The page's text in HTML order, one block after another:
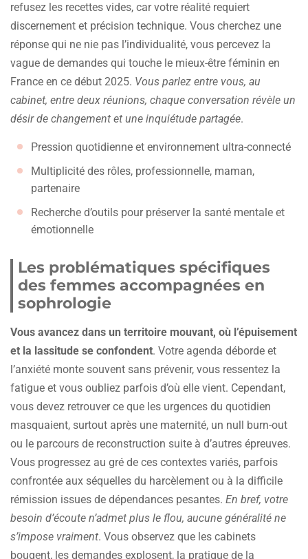
refusez les recettes vides, car votre réalité requiert
discernement et précision technique. Vous cherchez une
réponse qui ne nie pas l’individualité, vous percevez la
vague de demandes qui touche le mieux-être féminin en
France en ce début 2025. Vous parlez entre vous, au
cabinet, entre deux réunions, chaque conversation révèle un
désir de changement et une inquiétude partagée.
Pression quotidienne et environnement ultra-connecté
Multiplicité des rôles, professionnelle, maman,
partenaire
Recherche d’outils pour préserver la santé mentale et
émotionnelle
Les problématiques spécifiques
des femmes accompagnées en
sophrologie
Vous avancez dans un territoire mouvant, où l’épuisement
et la lassitude se confondent. Votre agenda déborde et
l’anxiété monte souvent sans prévenir, vous ressentez la
fatigue et vous oubliez parfois d’où elle vient. Cependant,
vous devez retrouver ce que les urgences du quotidien
masquaient, surtout après une maternité, un null burn-out
ou le parcours de reconstruction suite à d’autres épreuves.
Vous progressez au gré de ces contextes variés, parfois
confrontée aux séquelles du harcèlement ou à la difficile
rémission issues de dépendances pesantes. En bref, votre
besoin d’écoute n’admet plus le flou, aucune généralité ne
s’impose vraiment. Vous observez que les cabinets
bougent, les demandes explosent, la pratique de la